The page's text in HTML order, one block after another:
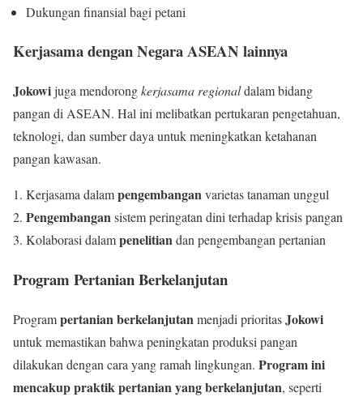
Dukungan finansial bagi petani
Kerjasama dengan Negara ASEAN lainnya
Jokowijuga mendorongkerjasama regionaldalam bidang
pangan di ASEAN. Hal ini melibatkan pertukaran pengetahuan,
teknologi, dan sumber daya untuk meningkatkan ketahanan
pangan kawasan.
Kerjasama dalampengembanganvarietas tanaman unggul
Pengembangansistem peringatan dini terhadap krisis pangan
Kolaborasi dalampenelitiandan pengembangan pertanian
Program Pertanian Berkelanjutan
Programpertanian berkelanjutan menjadi prioritasJokowi
untuk memastikan bahwa peningkatan produksi pangan
dilakukan dengan cara yang ramah lingkungan. Program ini
mencakup praktik pertanian yang berkelanjutan, seperti